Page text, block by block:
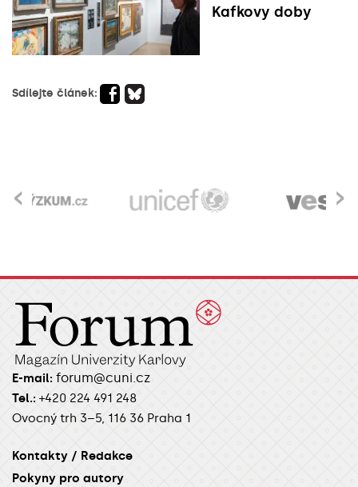
Kafkovy doby
Sdílejte článek:
›
‹
E-mail: forum@cuni.cz
Tel.: +420 224 491 248
Ovocný trh 3–5, 116 36 Praha 1
Kontakty / Redakce
Pokyny pro autory